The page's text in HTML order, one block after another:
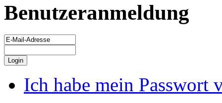
Benutzeranmeldung
Ich habe mein Passwort